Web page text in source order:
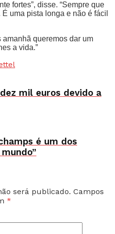
fortes”, disse. “Sempre que
uma pista longa e não é fácil
amanhã queremos dar um
a vida.”
mil euros devido a
é um dos
será publicado. Campos
*